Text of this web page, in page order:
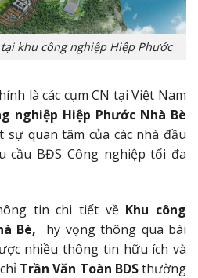
khu công nghiệp Hiệp Phước
là các cụm CN tại Việt Nam
nghiệp Hiệp Phước Nhà Bè
sự quan tâm của các nhà đầu
cầu BĐS Công nghiệp tối đa
tin chi tiết về Khu công
Bè,
hy vọng thông qua bài
nhiều thông tin hữu ích và
Trần Văn Toàn BDSthường